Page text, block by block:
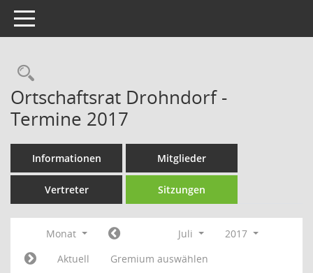
Toggle navigation
Rechercheauswahl
Ortschaftsrat Drohndorf -
Termine 2017
Informationen Mitglieder
Vertreter Sitzungen
Monat Juli
2017
Aktuell
Gremium auswählen